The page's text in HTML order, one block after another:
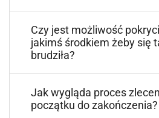
Czy jest możliwość
jakimś środkiem żeby się
brudziła?
Jak wygląda proces
początku do zakończenia?